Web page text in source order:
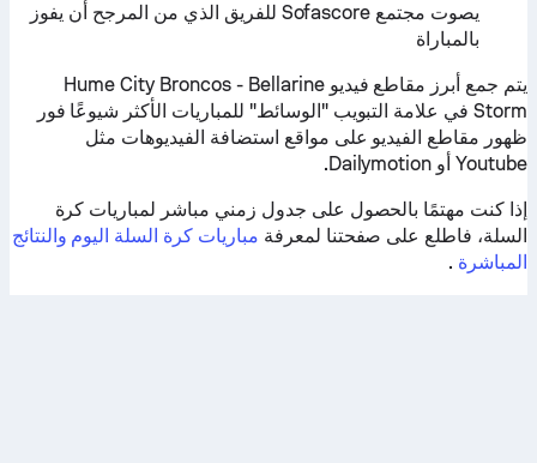
يصوت مجتمع Sofascore للفريق الذي من المرجح أن يفوز
بالمباراة
يتم جمع أبرز مقاطع فيديو Hume City Broncos - Bellarine
Storm في علامة التبويب "الوسائط" للمباريات الأكثر شيوعًا فور
ظهور مقاطع الفيديو على مواقع استضافة الفيديوهات مثل
Youtube أو Dailymotion.
إذا كنت مهتمًا بالحصول على جدول زمني مباشر لمباريات كرة
السلة، فاطلع على صفحتنا لمعرفة مباريات كرة السلة اليوم والنتائج
المباشرة .